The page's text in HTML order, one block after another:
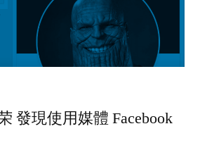
發現使用媒體 Facebook